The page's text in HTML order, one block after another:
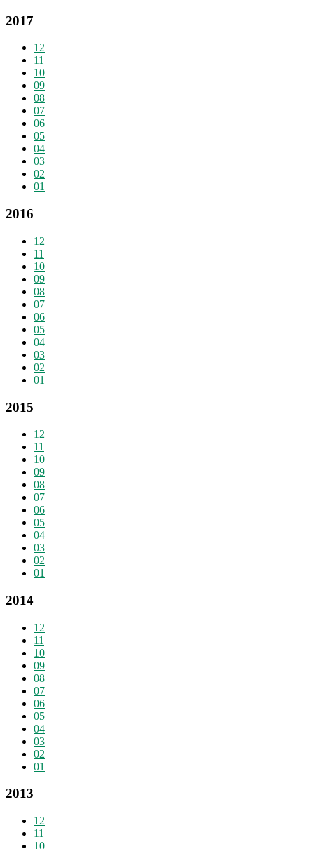
2017
12
11
10
09
08
07
06
05
04
03
02
01
2016
12
11
10
09
08
07
06
05
04
03
02
01
2015
12
11
10
09
08
07
06
05
04
03
02
01
2014
12
11
10
09
08
07
06
05
04
03
02
01
2013
12
11
10